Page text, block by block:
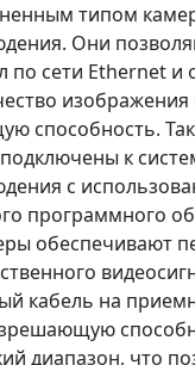
типом
Они
по сети Ethernet и
способность.
к
с
программного
обеспечивают
кабель на
диапазон, что